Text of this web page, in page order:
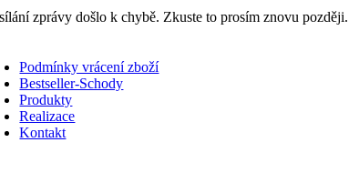
zprávy došlo k chybě. Zkuste to prosím znovu později.
Podmínky vrácení zboží
Bestseller-Schody
Produkty
Realizace
Kontakt